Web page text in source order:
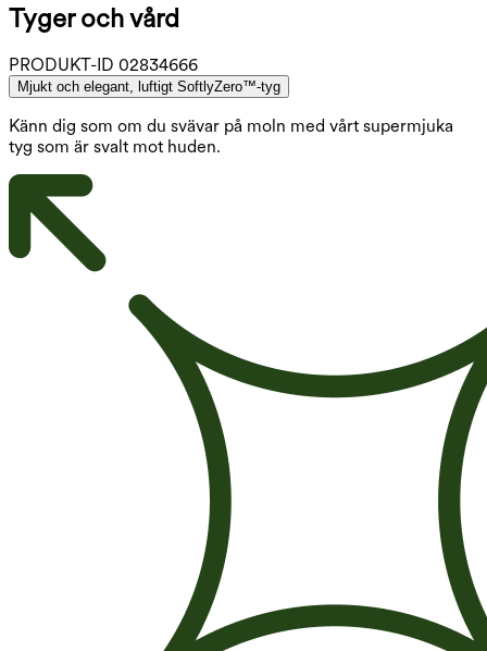
Tyger och vård
PRODUKT-ID 02834666
Mjukt och elegant, luftigt SoftlyZero™-tyg
Känn dig som om du svävar på moln med vårt supermjuka
tyg som är svalt mot huden.